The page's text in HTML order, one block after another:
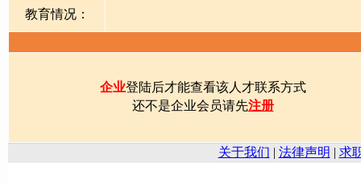
教育情况：
企业登陆后才能查看该人才联系方式
还不是企业会员请先注册
关于我们 | 法律声明 | 求